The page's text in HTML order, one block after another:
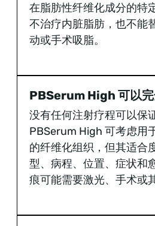
在脂肪性纤维化成分的特
不治疗内脏脂肪，也不能
动或手术吸脂。
PBSerum High 可以完
没有任何注射疗程可以保
PBSerum High 可考虑用
的纤维化组织，但其适合
型、病程、位置、症状和
痕可能需要激光、手术或